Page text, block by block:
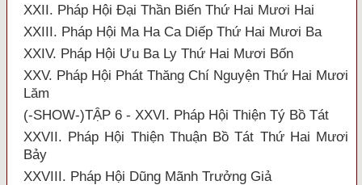
XXII. Pháp Hội Đại Thần Biến Thứ Hai Mươi Hai
XXIII. Pháp Hội Ma Ha Ca Diếp Thứ Hai Mươi Ba
XXIV. Pháp Hội Ưu Ba Ly Thứ Hai Mươi Bốn
XXV. Pháp Hội Phát Thăng Chí Nguyện Thứ Hai Mươi
Lăm
(-SHOW-)TẬP 6 - XXVI. Pháp Hội Thiện Tý Bồ Tát
XXVII. Pháp Hội Thiện Thuận Bồ Tát Thứ Hai Mươi
Bảy
XXVIII. Pháp Hội Dũng Mãnh Trưởng Giả